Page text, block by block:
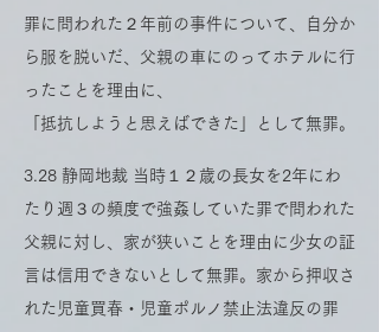
罪に問われた２年前の事件について、自分か
ら服を脱いだ、父親の車にのってホテルに行
ったことを理由に、
「抵抗しようと思えばできた」として無罪。
3.28 静岡地裁 当時１２歳の長女を2年にわ
たり週３の頻度で強姦していた罪で問われた
父親に対し、家が狭いことを理由に少女の証
言は信用できないとして無罪。家から押収さ
れた児童買春・児童ポルノ禁止法違反の罪